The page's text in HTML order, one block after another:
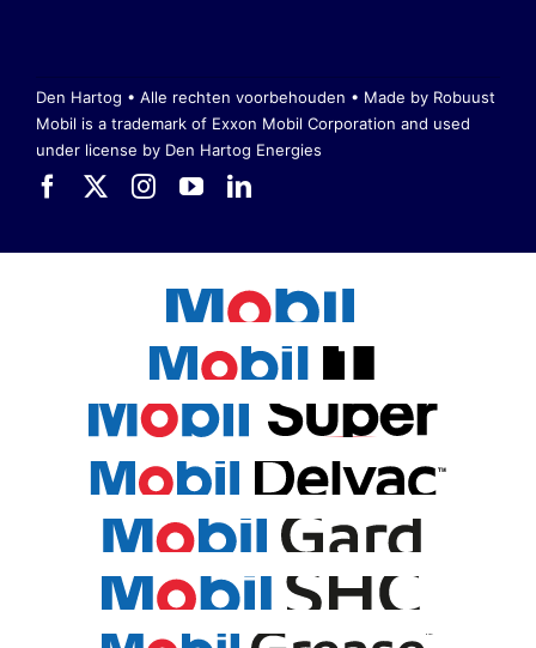
Den Hartog • Alle rechten voorbehouden • Made by Robuust
Mobil is a trademark of Exxon Mobil Corporation and used
under license by Den Hartog Energies